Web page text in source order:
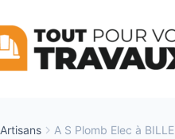
Artisans A S Plomb Elec à BILLE